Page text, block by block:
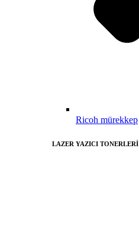
Ricoh mürekkep
LAZER YAZICI TONERLERİ